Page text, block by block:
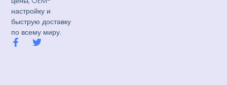
настройку и
быструю доставку
по всему миру.
F
T